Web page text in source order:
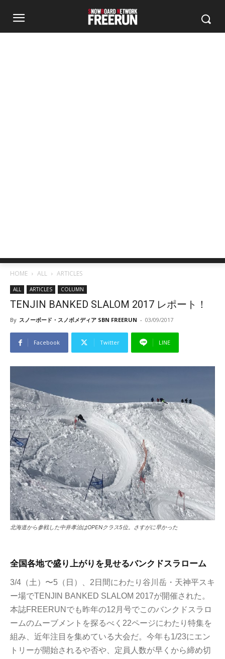
HOME ALL ARTICLES
ALL ARTICLES COLUMN
TENJIN BANKED SLALOM 2017 レポート！
By スノーボード・スノボメディア SBN FREERUN - 03/09/2017
Facebook Twitter LINE
北海道から参戦した中井孝治はOPENクラス5位。さすがに早かった
全国各地で盛り上がりを見せるバンクドスラローム
3/4（土）〜5（日）、2日間にわたり谷川岳・天神平スキ
ー場でTENJIN BANKED SLALOM 2017が開催された。
本誌FREERUNでも昨年の12月号でこのバンクドスラロ
ームのムーブメントを探るべく22ページにわたり特集を
組み、近年注目を集めている大会だ。今年も1/23にエン
トリーが開始されるや否や、定員人数が早くから締め切